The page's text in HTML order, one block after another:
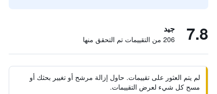
7.8 جيد
206 من التقييمات تم التحقق منها
لم يتم العثور على تقييمات. حاول إزالة مرشح أو تغيير بحثك أو
مسح كل شيء لعرض التقييمات.